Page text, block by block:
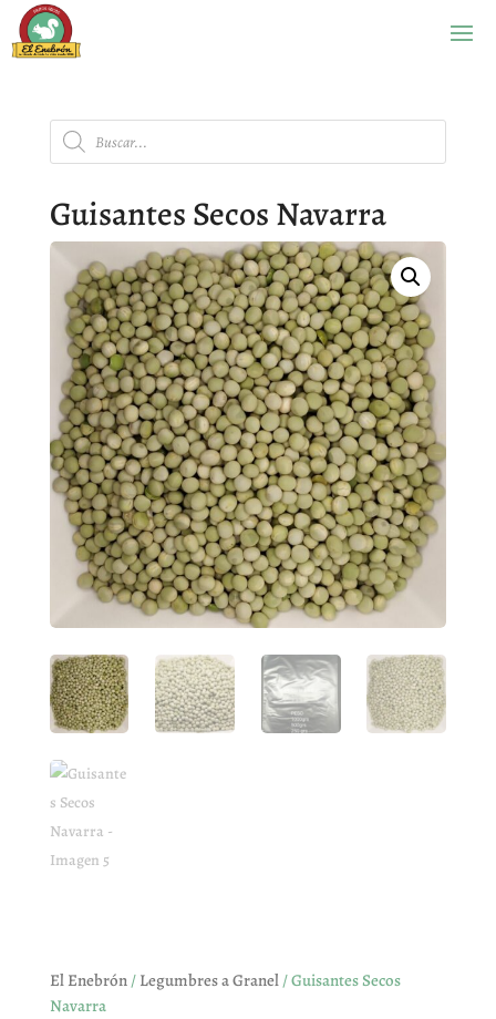
Búsqueda
de
productos
Guisantes Secos Navarra
El Enebrón/ Legumbres a Granel/ Guisantes Secos
Navarra